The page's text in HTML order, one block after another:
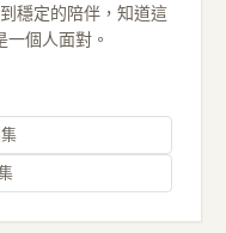
穩定的陪伴，知道這
個人面對。